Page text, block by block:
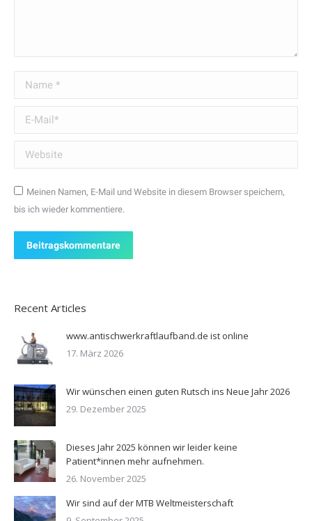
Name *
E-Mail *
Website
Meinen Namen, E-Mail und Website in diesem Browser speichern,
bis ich wieder kommentiere.
Beitragskommentare
Recent Articles
www.antischwerkraftlaufband.de ist online
17. März 2026
Wir wünschen einen guten Rutsch ins Neue Jahr 2026
29. Dezember 2025
Dieses Jahr 2025 können wir leider keine
Patient*innen mehr aufnehmen.
26. November 2025
Wir sind auf der MTB Weltmeisterschaft